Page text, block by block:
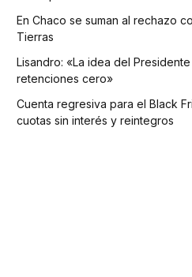
En Chaco se suman al rechazo
Tierras
Lisandro: «La idea del
retenciones cero»
Cuenta regresiva para el Black
cuotas sin interés y reintegros